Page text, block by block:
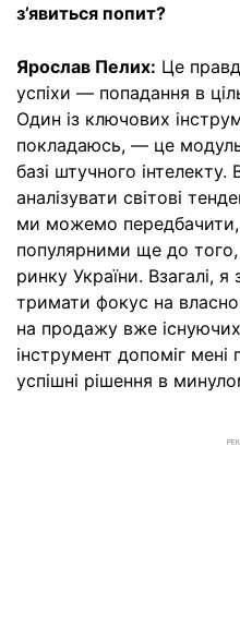
з’явиться попит?
Ярослав Пелих: Це
успіхи — попадання в
Один із ключових
покладаюсь, — це
базі штучного інтелекту.
аналізувати світові
ми можемо передбачити,
популярними ще до
ринку України. Взагалі,
тримати фокус на
на продажу вже
інструмент допоміг
успішні рішення в